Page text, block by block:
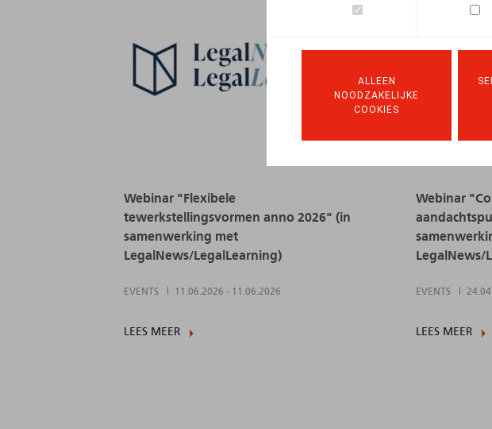
ALLEEN
NOODZAKELIJKE
COOKIES
Webinar "Flexibele
tewerkstellingsvormen anno 2026" (in
samenwerking met
LegalNews/LegalLearning)
EVENTS 11.06.2026 - 11.06.2026
LEES MEER
Webinar
LegalNews/
EVENTS
LEES MEER